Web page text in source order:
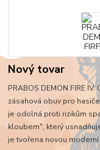
Nový tovar
PRABOS DEMON FIRE
zásahová obuv pro
je odolná proti rizikům
kloubem", který
je tvořena novou